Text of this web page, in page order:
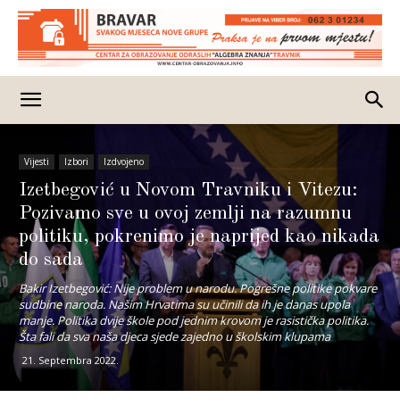
Vijesti Izbori Izdvojeno
Izetbegović u Novom Travniku i Vitezu:
Pozivamo sve u ovoj zemlji na razumnu
politiku, pokrenimo je naprijed kao nikada
do sada
Bakir Izetbegović: Nije problem u narodu. Pogrešne politike pokvare
sudbine naroda. Našim Hrvatima su učinili da ih je danas upola
manje. Politika dvije škole pod jednim krovom je rasistička politika.
Šta fali da sva naša djeca sjede zajedno u školskim klupama
21. Septembra 2022.